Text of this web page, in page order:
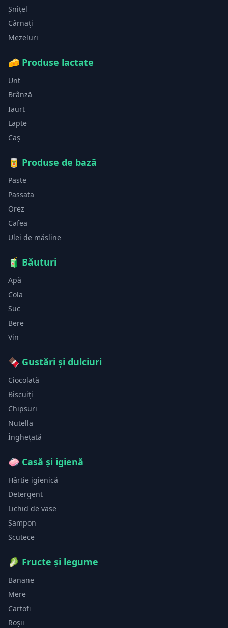
Șnițel
Cârnați
Mezeluri
🧀 Produse lactate
Unt
Brânză
Iaurt
Lapte
Caș
🥫 Produse de bază
Paste
Passata
Orez
Cafea
Ulei de măsline
🧃 Băuturi
Apă
Cola
Suc
Bere
Vin
🍫 Gustări și dulciuri
Ciocolată
Biscuiți
Chipsuri
Nutella
Înghețată
🧼 Casă și igienă
Hârtie igienică
Detergent
Lichid de vase
Șampon
Scutece
🥬 Fructe și legume
Banane
Mere
Cartofi
Roșii